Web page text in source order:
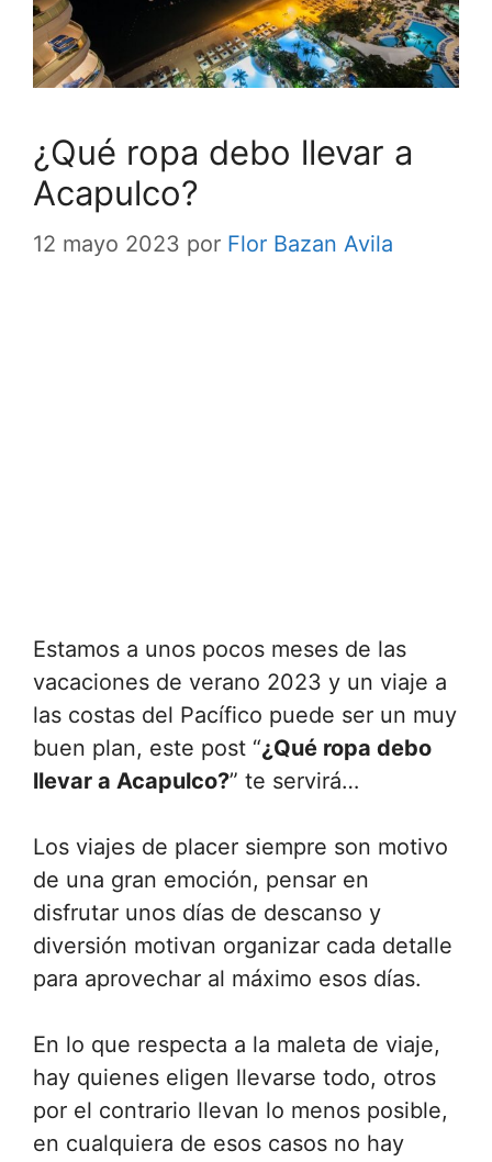
¿Qué ropa debo llevar a
Acapulco?
12 mayo 2023 por Flor Bazan Avila
Estamos a unos pocos meses de las
vacaciones de verano 2023 y un viaje a
las costas del Pacífico puede ser un muy
buen plan, este post “¿Qué ropa debo
llevar a Acapulco?” te servirá…
Los viajes de placer siempre son motivo
de una gran emoción, pensar en
disfrutar unos días de descanso y
diversión motivan organizar cada detalle
para aprovechar al máximo esos días.
En lo que respecta a la maleta de viaje,
hay quienes eligen llevarse todo, otros
por el contrario llevan lo menos posible,
en cualquiera de esos casos no hay